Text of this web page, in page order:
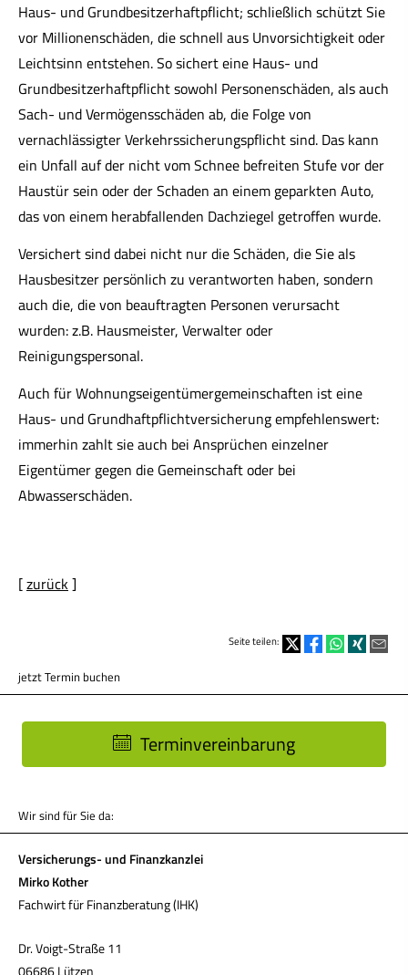
Haus- und Grundbesitzerhaftpflicht; schließlich schützt Sie
vor Millionenschäden, die schnell aus Unvorsichtigkeit oder
Leichtsinn entstehen. So sichert eine Haus- und
Grundbesitzerhaftpflicht sowohl Per­sonenschäden, als auch
Sach- und Vermögensschäden ab, die Folge von
vernachlässigter Verkehrssicherungspflicht sind. Das kann
ein Unfall auf der nicht vom Schnee befreiten Stufe vor der
Haustür sein oder der Schaden an einem geparkten Auto,
das von einem herabfallenden Dachziegel getroffen wurde.
Versichert sind dabei nicht nur die Schäden, die Sie als
Hausbesitzer persönlich zu verantworten haben, sondern
auch die, die von beauftragten Per­sonen verursacht
wurden: z.B. Hausmeister, Verwalter oder
Reinigungspersonal.
Auch für Wohnungseigentümergemeinschaften ist eine
Haus- und Grundhaftpflichtversicherung empfehlenswert:
immerhin zahlt sie auch bei Ansprüchen einzelner
Eigentümer gegen die Gemeinschaft oder bei
Abwasserschäden.
[zurück]
Seite teilen:
jetzt Termin buchen
Terminvereinbarung
Wir sind für Sie da:
Versicherungs- und Finanzkanzlei
Mirko Kother
Fachwirt für Finanzberatung (IHK)
Dr. Voigt-Straße 11
06686 Lützen